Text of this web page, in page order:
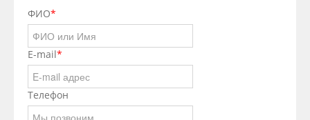
ФИО*
E-mail*
Телефон